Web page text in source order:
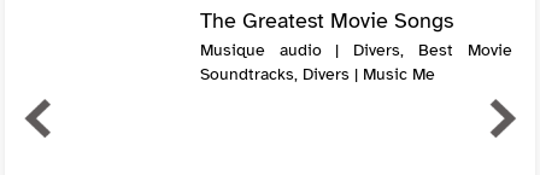
The Greatest Movie Songs
Musique audio | Divers, Best Movie
Soundtracks, Divers | Music Me